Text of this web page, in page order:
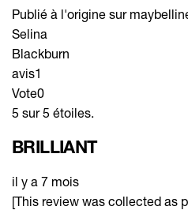
Publié à l'origine sur
Selina
Blackburn
avis1
Vote0
5 sur 5 étoiles.
BRILLIANT
il y a 7 mois
[This review was collected as